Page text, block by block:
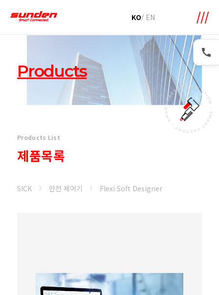
KO/ EN
Products
Products List
제품목록
SICK 안전 제어기 Flexi Soft Designer